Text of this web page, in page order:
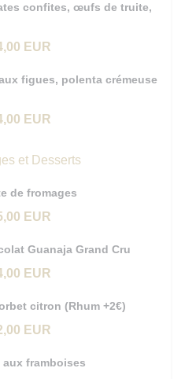
confites, œufs de truite,
EUR
figues, polenta crémeuse
EUR
et Desserts
de fromages
EUR
Guanaja Grand Cru
EUR
citron (Rhum +2€)
EUR
aux framboises